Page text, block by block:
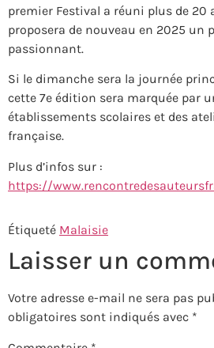
premier Festival a réuni plus de 20
proposera de nouveau en 2025 un
passionnant.
Si le dimanche sera la journée
cette 7e édition sera marquée par
établissements scolaires et des
française. ​​
Plus d’infos sur :
https://
Étiqueté Malaisie
Laisser un
Votre adresse e-mail ne sera pas
obligatoires sont indiqués avec *